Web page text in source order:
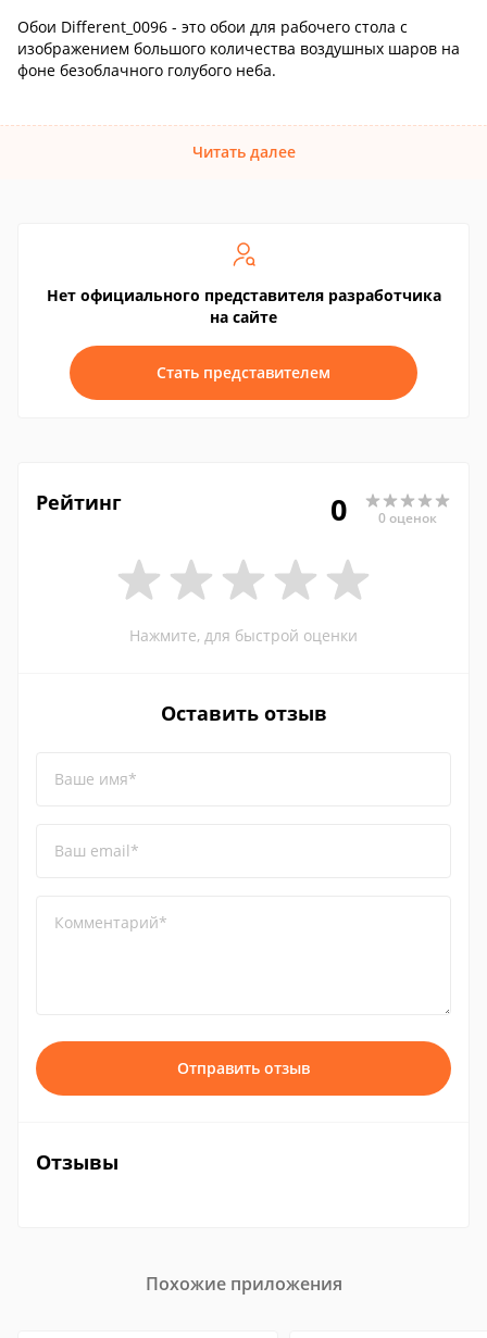
Обои Different_0096 - это обои для рабочего стола с
изображением большого количества воздушных шаров на
фоне безоблачного голубого неба.
Читать далее
Нет официального представителя разработчика
на сайте
Стать представителем
Рейтинг 0 0 оценок
Нажмите, для быстрой оценки
Оставить отзыв
Ваше имя*
Ваш email*
Комментарий*
Отправить отзыв
Отзывы
Похожие приложения